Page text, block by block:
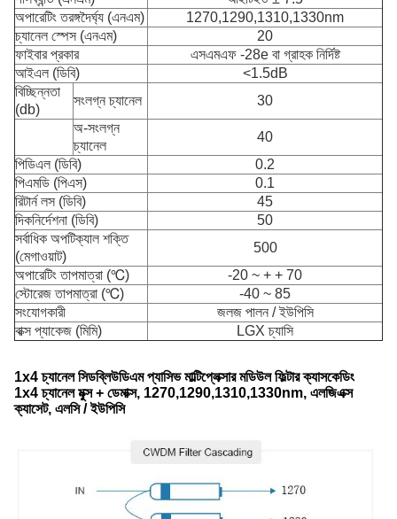
অপারেটিং তরঙ্গদৈর্ঘ্য (এনএম)
1270,1290,1310,1330nm
চ্যানেল স্পেস (এনএম)
20
ফাইবার প্রকার
এসএমএফ -28e বা গ্রাহক নির্দিষ্ট
আইএল (ডিবি)
<1.5dB
বিচ্ছিন্নতা
(db)
সংলগ্ন চ্যানেল
30
অ-সংলগ্ন
চ্যানেল
40
পিডিএল (ডিবি)
0.2
পিএমডি (পিএস)
0.1
রিটার্ন লস (ডিবি)
45
দিকনির্দেশনা (ডিবি)
50
সর্বাধিক অপটিক্যাল শক্তি
(মেগাওয়াট)
500
অপারেটিং তাপমাত্রা (℃)
-20 ~ + + 70
স্টোরেজ তাপমাত্রা (℃)
-40 ~ 85
সংযোগকারী
জলজ পালন / ইউপিসি
বাক্স প্যাকেজ (মিমি)
LGX চ্যাসি
1x4 চ্যানেল সিডব্লিউডিএম প্যাসিভ মাল্টিপ্লেক্সার মডিউল ফিল্টার ক্যাসকেডিং
1x4 চ্যানেল মুক্স + ডেমাক্স, 1270,1290,1310,1330nm, এলজিএক্স
ক্যাসেট, এলসি / ইউপিসি